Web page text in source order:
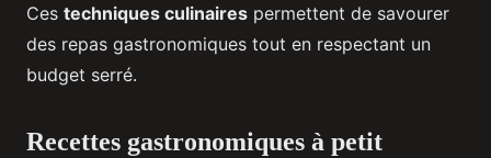
Ces techniques culinaires permettent de savourer
des repas gastronomiques tout en respectant un
budget serré.
Recettes gastronomiques à petit